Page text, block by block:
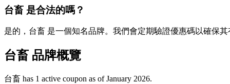
台畜 是合法的嗎？
是的，台畜 是一個知名品牌。我們會定期驗證優惠碼以確保
台畜 品牌概覽
台畜 has 1 active coupon as of January 2026.